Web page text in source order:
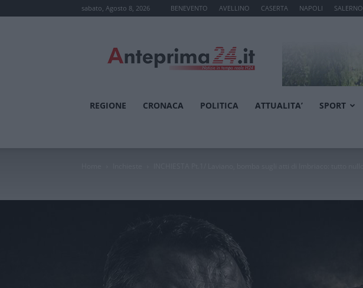
sabato, Agosto 8, 2026 BENEVENTO AVELLINO CASERTA NAPOLI SALERNO
REGIONE CRONACA POLITICA ATTUALITA’ SPORT